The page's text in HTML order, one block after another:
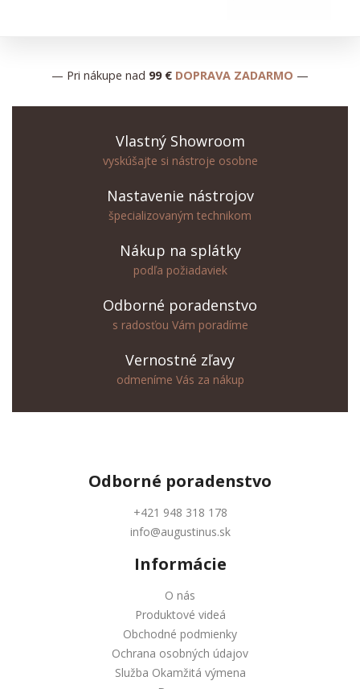
— Pri nákupe nad 99 € DOPRAVA ZADARMO —
Vlastný Showroom
vyskúšajte si nástroje osobne
Nastavenie nástrojov
špecializovaným technikom
Nákup na splátky
podľa požiadaviek
Odborné poradenstvo
s radosťou Vám poradíme
Vernostné zľavy
odmeníme Vás za nákup
Odborné poradenstvo
+421 948 318 178
info@augustinus.sk
Informácie
O nás
Produktové videá
Obchodné podmienky
Ochrana osobných údajov
Služba Okamžitá výmena